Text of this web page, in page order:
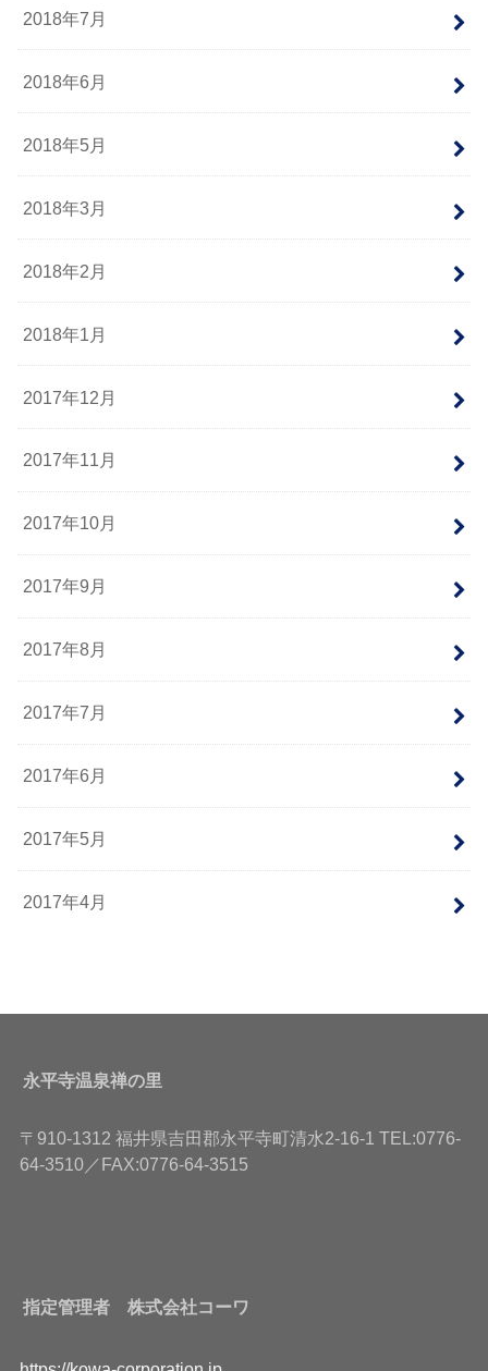
2018年7月
2018年6月
2018年5月
2018年3月
2018年2月
2018年1月
2017年12月
2017年11月
2017年10月
2017年9月
2017年8月
2017年7月
2017年6月
2017年5月
2017年4月
永平寺温泉禅の里
〒910-1312 福井県吉田郡永平寺町清水2-16-1 TEL:0776-
64-3510／FAX:0776-64-3515
指定管理者 株式会社コーワ